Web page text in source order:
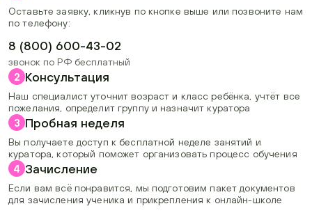
Оставьте заявку, кликнув по кнопке выше или позвоните нам
по телефону:
8 (800) 600-43-02
звонок по РФ бесплатный
2 Консультация
Наш специалист уточнит возраст и класс ребёнка, учтёт все
пожелания, определит группу и назначит куратора
3 Пробная неделя
Вы получаете доступ к бесплатной неделе занятий и
куратора, который поможет организовать процесс обучения
4 Зачисление
Если вам всё понравится, мы подготовим пакет документов
для зачисления ученика и прикрепления к онлайн-школе